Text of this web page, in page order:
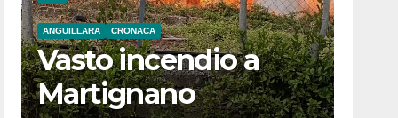
ANGUILLARA CRONACA
Vasto incendio a
Martignano